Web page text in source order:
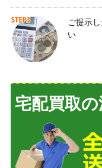
ご提示
い
宅配買取